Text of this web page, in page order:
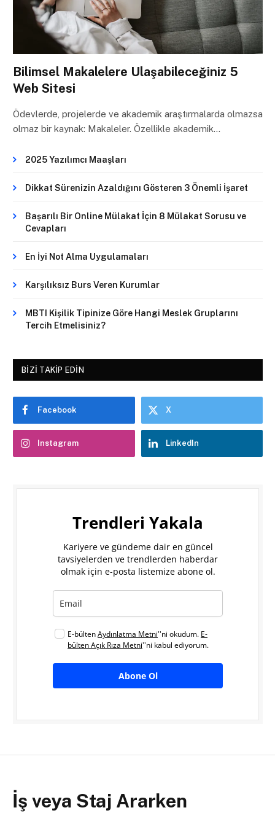
Bilimsel Makalelere Ulaşabileceğiniz 5
Web Sitesi
Ödevlerde, projelerde ve akademik araştırmalarda olmazsa
olmaz bir kaynak: Makaleler. Özellikle akademik…
2025 Yazılımcı Maaşları
Dikkat Sürenizin Azaldığını Gösteren 3 Önemli İşaret
Başarılı Bir Online Mülakat İçin 8 Mülakat Sorusu ve
Cevapları
En İyi Not Alma Uygulamaları
Karşılıksız Burs Veren Kurumlar
MBTI Kişilik Tipinize Göre Hangi Meslek Gruplarını
Tercih Etmelisiniz?
BIZI TAKIP EDIN
Facebook X
Instagram LinkedIn
Trendleri Yakala
Kariyere ve gündeme dair en güncel
tavsiyelerden ve trendlerden haberdar
olmak için e-posta listemize abone ol.
E-bültenAydınlatma Metni''ni okudum. E-
bülten Açık Rıza Metni''ni kabul ediyorum.
Abone Ol
İş veya Staj Ararken